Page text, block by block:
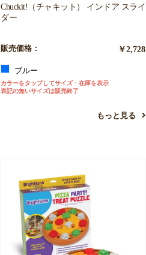
Chuckit!（チャキット） インドア スライ
ダー
販売価格： ￥2,728
ブルー
カラーをタップしてサイズ・在庫を表示
表記の無いサイズは販売終了
もっと見る